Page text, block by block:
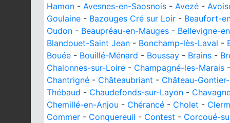
Hamon - Avesnes-en-Saosnois - Avezé -
Goulaine - Bazouges Cré sur Loir - Beaufort-
Oudon - Beaupréau-en-Mauges - Bellevigne-
Blandouet-Saint Jean - Bonchamp-lès-Laval -
Bouée - Bouillé-Ménard - Boussay - Brains -
Chalonnes-sur-Loire - Champagné-les-Marais
Chantrigné - Châteaubriant - Château-
Thébaud - Chaudefonds-sur-Layon -
Chemillé-en-Anjou - Chérancé - Cholet -
Commer - Conquereuil - Contest - Corcoué-